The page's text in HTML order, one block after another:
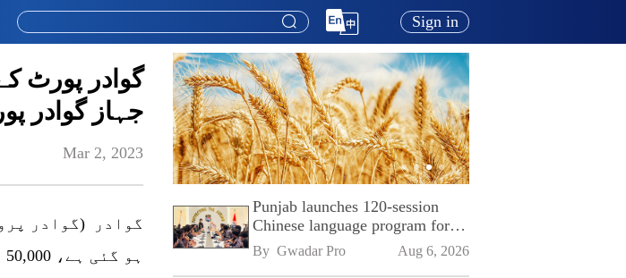
Sign in
گوادر پورٹ
جہاز گوادر
Mar 2, 2023
گوادر (گوادر
Punjab launches 120-session
Chinese language program for
SPU
By Gwadar Pro Aug 6, 2026